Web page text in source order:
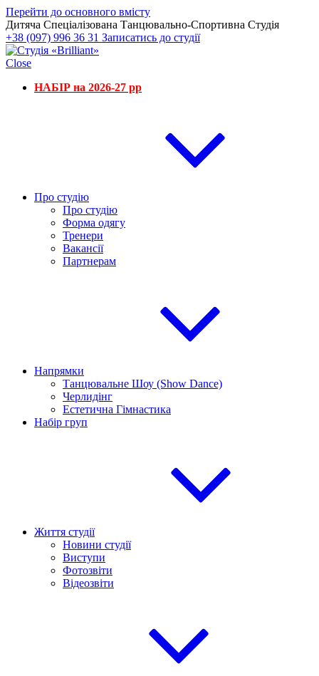
Перейти до основного вмісту
Дитяча Спеціалізована Танцювально-Спортивна Студія
+38 (097) 996 36 31 Записатись до студії
Close
НАБІР на 2026-27 рр
Про студію
Про студію
Форма одягу
Тренери
Вакансії
Партнерам
Напрямки
Танцювальне Шоу (Show Dance)
Черлидінг
Естетична Гімнастика
Набір груп
Життя студії
Новини студії
Виступи
Фотозвіти
Відеозвіти